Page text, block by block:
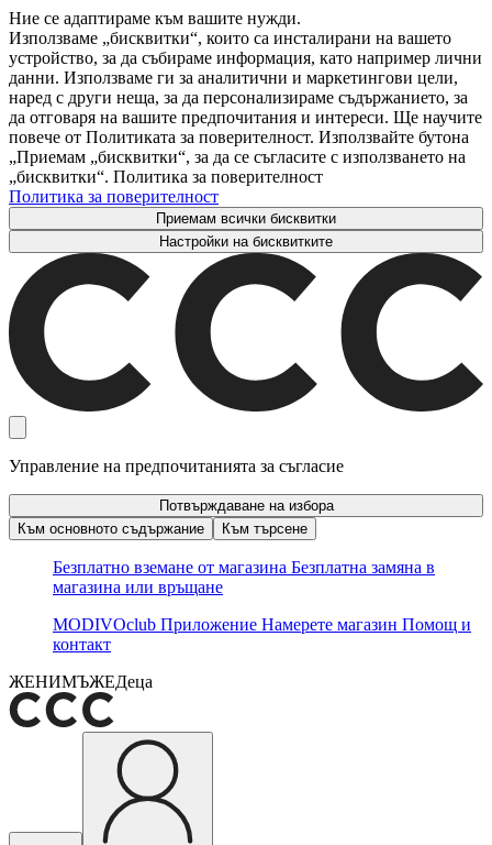
Ние се адаптираме към вашите нужди.
Използваме „бисквитки“, които са инсталирани на вашето
устройство, за да събираме информация, като например лични
данни. Използваме ги за аналитични и маркетингови цели,
наред с други неща, за да персонализираме съдържанието, за
да отговаря на вашите предпочитания и интереси. Ще научите
повече от Политиката за поверителност. Използвайте бутона
„Приемам „бисквитки“, за да се съгласите с използването на
„бисквитки“. Политика за поверителност
Политика за поверителност
Приемам всички бисквитки
Настройки на бисквитките
Управление на предпочитанията за съгласие
Потвърждаване на избора
Към основното съдържание
Към търсене
Безплатно вземане от магазина Безплатна замяна в
магазина или връщане
MODIVOclub Приложение Намерете магазин Помощ и
контакт
ЖЕНИМЪЖЕДеца